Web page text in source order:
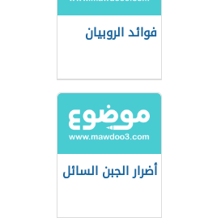
فوائد الروبيان
أضرار الجبن السائل